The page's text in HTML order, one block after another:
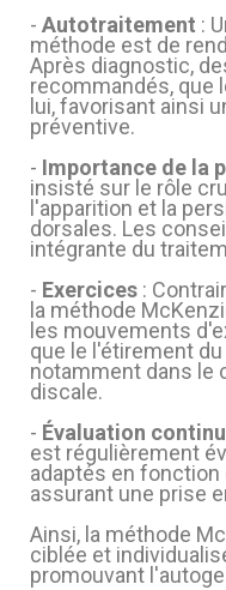
- Autotraitement :
méthode est de
Après diagnostic,
recommandés, que
lui, favorisant ainsi
préventive.
- Importance de la
insisté sur le rôle
l'apparition et la
dorsales. Les
intégrante du
- Exercices :
la méthode
les mouvements
que le l'étirement
notamment dans le
discale.
- Évaluation
est régulièrement
adaptés en fonction
assurant une prise
Ainsi, la méthode
ciblée et
promouvant